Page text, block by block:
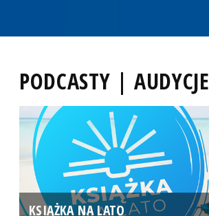
PODCASTY | AUDYCJE
KSIĄŻKA NA LATO